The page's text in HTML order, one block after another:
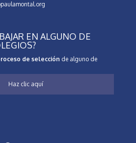
EN ALGUNO DE
de selección de alguno de
Haz clic aquí